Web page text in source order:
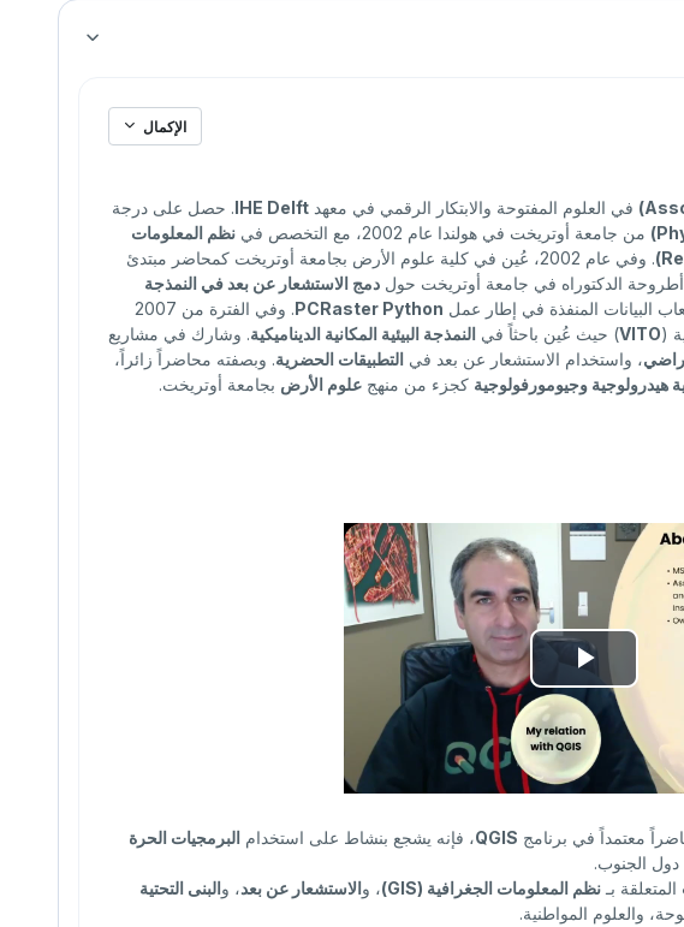
الإكمال
في العلوم المفتوحة والابتكار الرقمي في معهد IHE Delft. حصل على درجة
من جامعة أوتريخت في هولندا عام 2002، مع التخصص في
نظم المعلومات
. وفي عام 2002، عُين في كلية علوم الأرض بجامعة أوتريخت كمحاضر مبتدئ
دمج الاستشعار عن بعد في النمذجة
البيانات المنفذة في إطار عمل PCRaster Python
. وفي الفترة من 2007
VITO) حيث عُين باحثاً في النمذجة البيئية المكانية الديناميكية. وشارك في مشاريع
، واستخدام الاستشعار عن بعد في التطبيقات الحضرية. وبصفته محاضراً زائراً،
هيدرولوجية وجيومورفولوجية كجزء من منهج علوم الأرض بجامعة أوتريخت.
ت
ش
غ
ي
ل
QGIS، فإنه يشجع بنشاط على استخدام البرمجيات الحرة
الجنوب.
المتعلقة بـ نظم المعلومات الجغرافية (GIS) ، والاستشعار عن بعد، والبنى التحتية
والعلوم المواطنية.